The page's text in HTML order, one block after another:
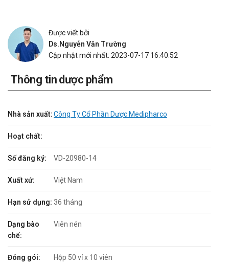
Được viết bởi
Ds.Nguyễn Văn Trường
Cập nhật mới nhất: 2023-07-17 16:40:52
Thông tin dược phẩm
Nhà sản xuất:Công Ty Cổ Phần Dược Medipharco
Hoạt chất:
Số đăng ký: VD-20980-14
Xuất xứ: Việt Nam
Hạn sử dụng: 36 tháng
Dạng bào
chế:
Viên nén
Đóng gói: Hộp 50 vỉ x 10 viên